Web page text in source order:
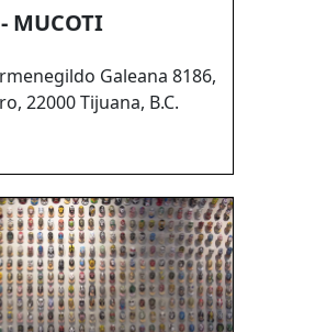
MUCOTI
Galeana 8186,
22000 Tijuana, B.C.